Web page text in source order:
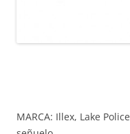
MARCA: Illex, Lake